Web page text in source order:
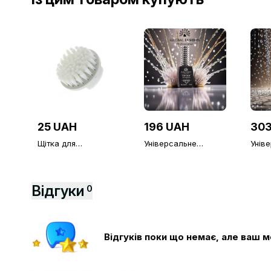
25 UAH
Щітка для
196 UAH
Універсальне
Відгуки 0
Відгуків поки що немає, але ваш